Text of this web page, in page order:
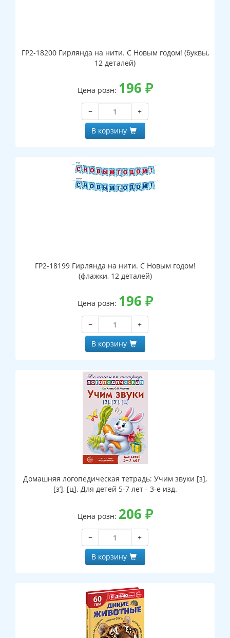
ГР2-18200 Гирлянда на нити. С Новым годом! (буквы,
12 деталей)
Цена розн: 196 ₽
−
+
В корзину
ГР2-18199 Гирлянда на нити. С Новым годом!
(флажки, 12 деталей)
Цена розн: 196 ₽
−
+
В корзину
Домашняя логопедическая тетрадь: Учим звуки [з],
[з’], [ц]. Для детей 5-7 лет - 3-е изд.
Цена розн: 206 ₽
−
+
В корзину